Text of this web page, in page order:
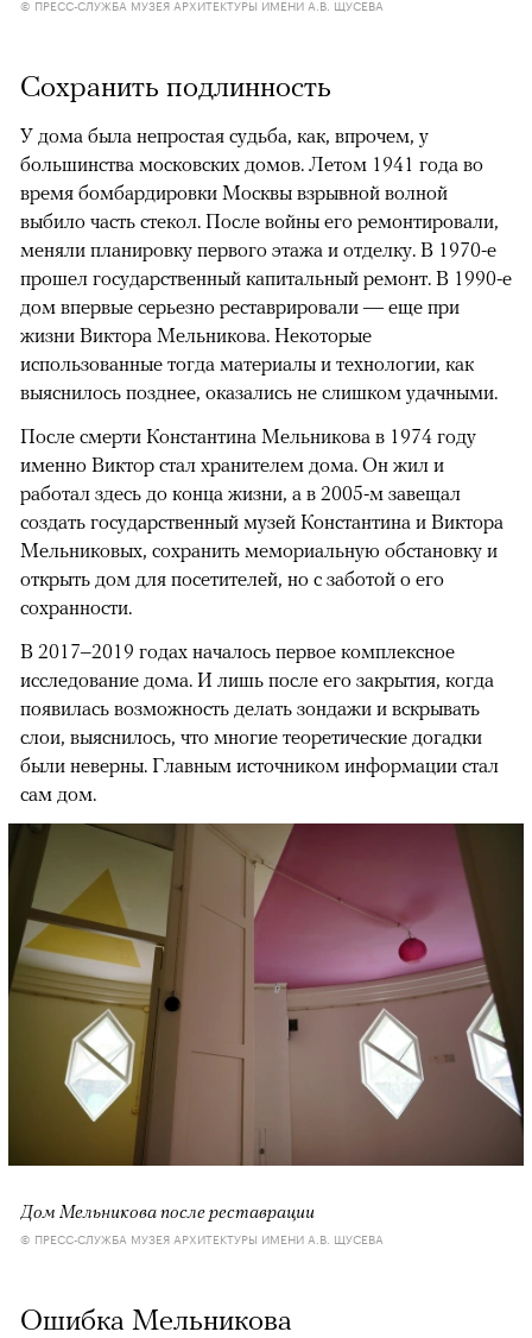
© ПРЕСС-СЛУЖБА МУЗЕЯ АРХИТЕКТУРЫ ИМЕНИ А.В. ЩУСЕВА
Сохранить подлинность
У дома была непростая судьба, как, впрочем, у
большинства московских домов. Летом 1941 года во
время бомбардировки Москвы взрывной волной
выбило часть стекол. После войны его ремонтировали,
меняли планировку первого этажа и отделку. В 1970-е
прошел государственный капитальный ремонт. В 1990-е
дом впервые серьезно реставрировали — еще при
жизни Виктора Мельникова. Некоторые
использованные тогда материалы и технологии, как
выяснилось позднее, оказались не слишком удачными.
После смерти Константина Мельникова в 1974 году
именно Виктор стал хранителем дома. Он жил и
работал здесь до конца жизни, а в 2005-м завещал
создать государственный музей Константина и Виктора
Мельниковых, сохранить мемориальную обстановку и
открыть дом для посетителей, но с заботой о его
сохранности.
В 2017–2019 годах началось первое комплексное
исследование дома. И лишь после его закрытия, когда
появилась возможность делать зондажи и вскрывать
слои, выяснилось, что многие теоретические догадки
были неверны. Главным источником информации стал
сам дом.
Дом Мельникова после реставрации
© ПРЕСС-СЛУЖБА МУЗЕЯ АРХИТЕКТУРЫ ИМЕНИ А.В. ЩУСЕВА
Ошибка Мельникова